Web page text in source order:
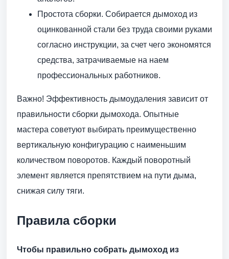
Простота сборки. Собирается дымоход из
оцинкованной стали без труда своими руками
согласно инструкции, за счет чего экономятся
средства, затрачиваемые на наем
профессиональных работников.
Важно! Эффективность дымоудаления зависит от
правильности сборки дымохода. Опытные
мастера советуют выбирать преимущественно
вертикальную конфигурацию с наименьшим
количеством поворотов. Каждый поворотный
элемент является препятствием на пути дыма,
снижая силу тяги.
Правила сборки
Чтобы правильно собрать дымоход из